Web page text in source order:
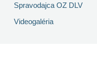
Spravodajca OZ DLV
Videogaléria